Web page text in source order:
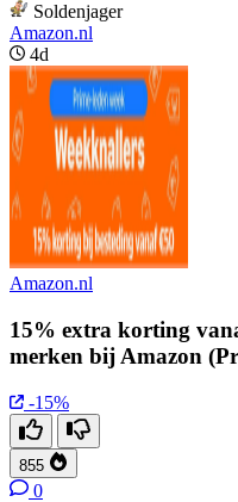
Soldenjager
Amazon.nl
4d
Amazon.nl
15% extra korting
merken bij Amazon
-15%
855
0